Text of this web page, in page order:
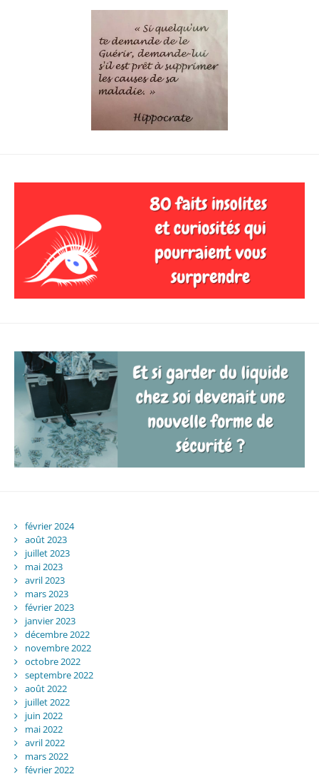
février 2024
août 2023
juillet 2023
mai 2023
avril 2023
mars 2023
février 2023
janvier 2023
décembre 2022
novembre 2022
octobre 2022
septembre 2022
août 2022
juillet 2022
juin 2022
mai 2022
avril 2022
mars 2022
février 2022